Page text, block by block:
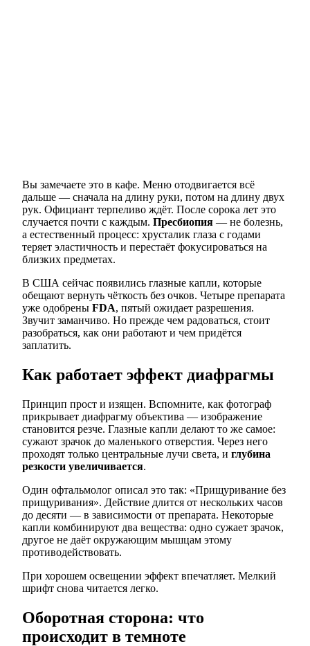
Вы замечаете это в кафе. Меню отодвигается всё
дальше — сначала на длину руки, потом на длину двух
рук. Официант терпеливо ждёт. После сорока лет это
случается почти с каждым. Пресбиопия — не болезнь,
а естественный процесс: хрусталик глаза с годами
теряет эластичность и перестаёт фокусироваться на
близких предметах.
В США сейчас появились глазные капли, которые
обещают вернуть чёткость без очков. Четыре препарата
уже одобрены FDA, пятый ожидает разрешения.
Звучит заманчиво. Но прежде чем радоваться, стоит
разобраться, как они работают и чем придётся
заплатить.
Как работает эффект диафрагмы
Принцип прост и изящен. Вспомните, как фотограф
прикрывает диафрагму объектива — изображение
становится резче. Глазные капли делают то же самое:
сужают зрачок до маленького отверстия. Через него
проходят только центральные лучи света, и глубина
резкости увеличивается.
Один офтальмолог описал это так: «Прищуривание без
прищуривания». Действие длится от нескольких часов
до десяти — в зависимости от препарата. Некоторые
капли комбинируют два вещества: одно сужает зрачок,
другое не даёт окружающим мышцам этому
противодействовать.
При хорошем освещении эффект впечатляет. Мелкий
шрифт снова читается легко.
Оборотная сторона: что
происходит в темноте